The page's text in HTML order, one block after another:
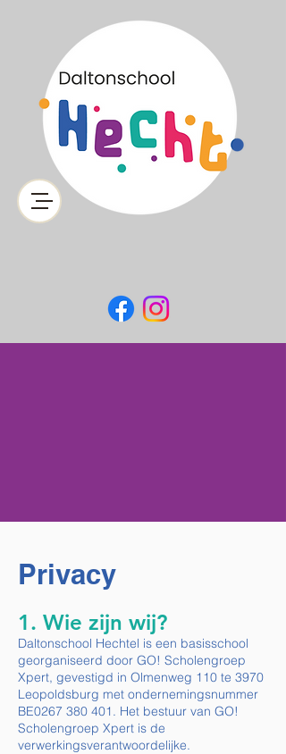
Privacy
1. Wie zijn wij?
Daltonschool Hechtel is een basisschool
georganiseerd door GO! Scholengroep
Xpert, gevestigd in Olmenweg 110 te 3970
Leopoldsburg met ondernemingsnummer
BE0267 380 401. Het bestuur van GO!
Scholengroep Xpert is de
verwerkingsverantwoordelijke.